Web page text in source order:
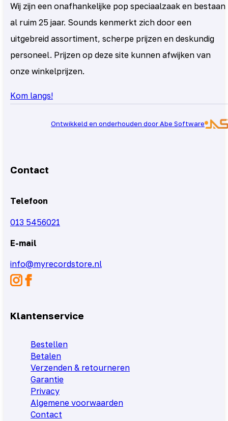
Wij zijn een onafhankelijke pop speciaalzaak en bestaan
al ruim 25 jaar. Sounds kenmerkt zich door een
uitgebreid assortiment, scherpe prijzen en deskundig
personeel. Prijzen op deze site kunnen afwijken van
onze winkelprijzen.
Kom langs!
Ontwikkeld en onderhouden door Abe Software
Contact
Telefoon
013 5456021
E-mail
info@myrecordstore.nl
Klantenservice
Bestellen
Betalen
Verzenden & retourneren
Garantie
Privacy
Algemene voorwaarden
Contact